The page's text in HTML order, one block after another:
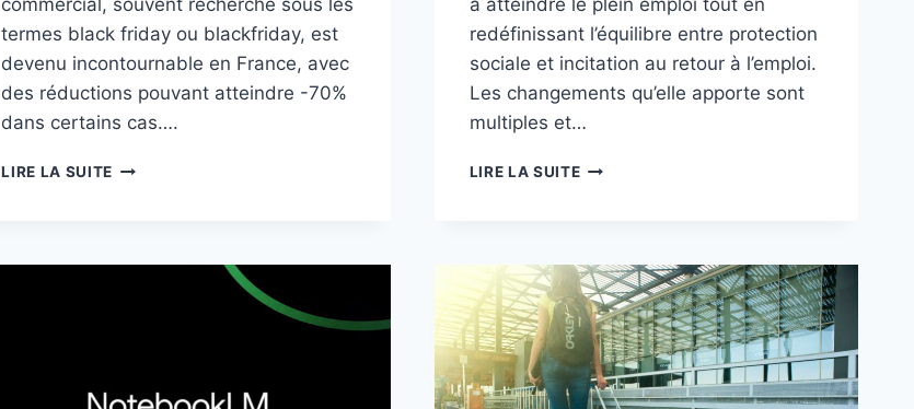
commercial, souvent recherché sous les
termes black friday ou blackfriday, est
devenu incontournable en France, avec
des réductions pouvant atteindre -70%
dans certains cas….
LIRE LA SUITE GUIDE
2024
à atteindre le plein emploi tout en
redéfinissant l’équilibre entre protection
sociale et incitation au retour à l’emploi.
Les changements qu’elle apporte sont
multiples et…
LIRE LA SUITERÉFORME
:
QUELS
IMPACTS
SUR
VOS
FINANCES